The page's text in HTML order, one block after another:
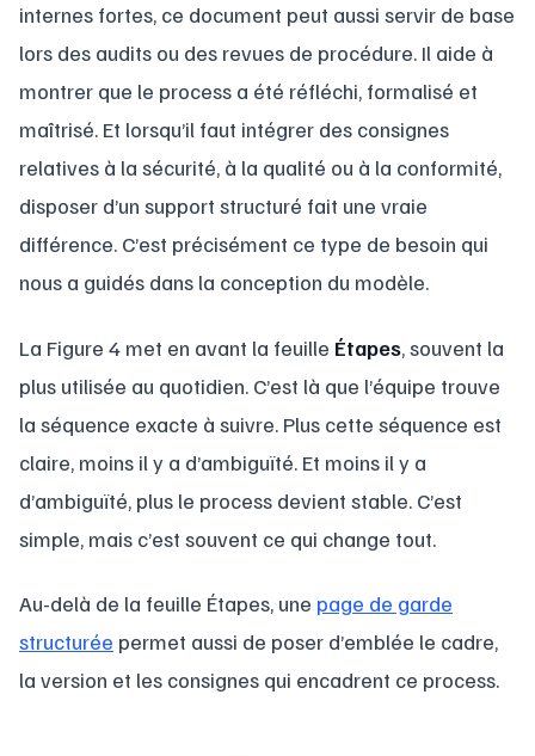
internes fortes, ce document peut aussi servir de base
lors des audits ou des revues de procédure. Il aide à
montrer que le process a été réfléchi, formalisé et
maîtrisé. Et lorsqu’il faut intégrer des consignes
relatives à la sécurité, à la qualité ou à la conformité,
disposer d’un support structuré fait une vraie
différence. C’est précisément ce type de besoin qui
nous a guidés dans la conception du modèle.
La Figure 4 met en avant la feuille Étapes, souvent la
plus utilisée au quotidien. C’est là que l’équipe trouve
la séquence exacte à suivre. Plus cette séquence est
claire, moins il y a d’ambiguïté. Et moins il y a
d’ambiguïté, plus le process devient stable. C’est
simple, mais c’est souvent ce qui change tout.
Au-delà de la feuille Étapes, une page de garde
structurée permet aussi de poser d’emblée le cadre,
la version et les consignes qui encadrent ce process.